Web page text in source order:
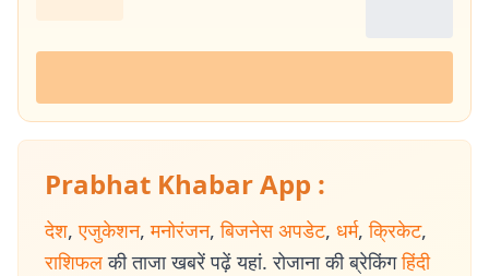
Prabhat Khabar App :
देश, एजुकेशन, मनोरंजन, बिजनेस अपडेट, धर्म, क्रिकेट,
राशिफल की ताजा खबरें पढ़ें यहां. रोजाना की ब्रेकिंग हिंदी